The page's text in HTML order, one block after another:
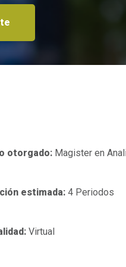
otorgado: Magister en
estimada: 4 Periodos
Virtual